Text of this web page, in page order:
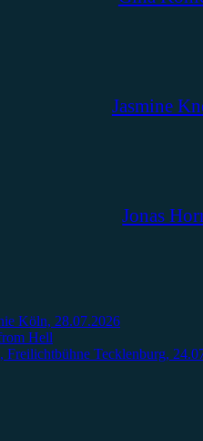
Jasmine
Jonas
Köln, 28.07.2026
Hell
Freilichtbühne Tecklenburg,